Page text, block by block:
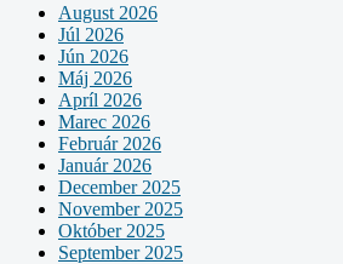
August 2026
Júl 2026
Jún 2026
Máj 2026
Apríl 2026
Marec 2026
Február 2026
Január 2026
December 2025
November 2025
Október 2025
September 2025